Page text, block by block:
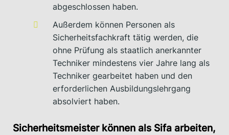
abgeschlossen haben.
Außerdem können Personen als
Sicherheitsfachkraft tätig werden, die
ohne Prüfung als staatlich anerkannter
Techniker mindestens vier Jahre lang als
Techniker gearbeitet haben und den
erforderlichen Ausbildungslehrgang
absolviert haben.
Sicherheitsmeister können als Sifa arbeiten,